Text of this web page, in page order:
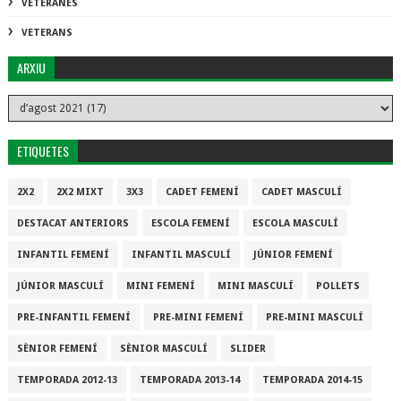
VETERANES
VETERANS
ARXIU
ETIQUETES
2X2 2X2 MIXT 3X3 CADET FEMENÍ CADET MASCULÍ
DESTACAT ANTERIORS ESCOLA FEMENÍ ESCOLA MASCULÍ
INFANTIL FEMENÍ INFANTIL MASCULÍ JÚNIOR FEMENÍ
JÚNIOR MASCULÍ MINI FEMENÍ MINI MASCULÍ POLLETS
PRE-INFANTIL FEMENÍ PRE-MINI FEMENÍ PRE-MINI MASCULÍ
SÈNIOR FEMENÍ SÈNIOR MASCULÍ SLIDER
TEMPORADA 2012-13 TEMPORADA 2013-14 TEMPORADA 2014-15